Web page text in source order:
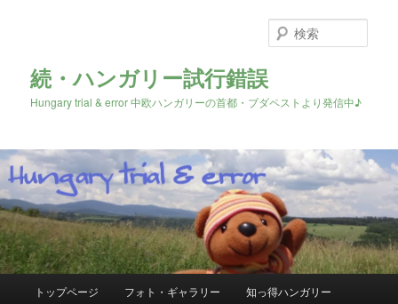
続・ハンガリー試行錯誤
Hungary trial & error 中欧ハンガリーの首都・ブダペストより発信中♪
索
メ
トップページ フォト・ギャラリー 知っ得ハンガリー